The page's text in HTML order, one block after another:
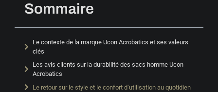
Sommaire
Le contexte de la marque Ucon Acrobatics et ses valeurs
clés
Les avis clients sur la durabilité des sacs homme Ucon
Acrobatics
Le retour sur le style et le confort d’utilisation au quotidien